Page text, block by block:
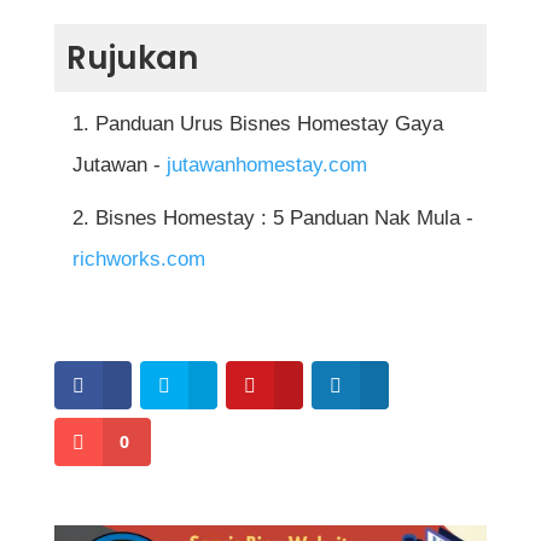
dalam meningkatkan kadar tempahan.
Namun, risiko ini boleh dikurangkan melalui
bergantung kepada kos permulaan, kadar
tempahan dan strategi pemasaran.
Kebiasaannya, homestay yang diurus
pulangan positif dalam beberapa bulan
Rujukan
Panduan Urus Bisnes Homestay Gaya
Jutawan - jutawanhomestay.com
Bisnes Homestay : 5 Panduan Nak Mula -
richworks.com
0